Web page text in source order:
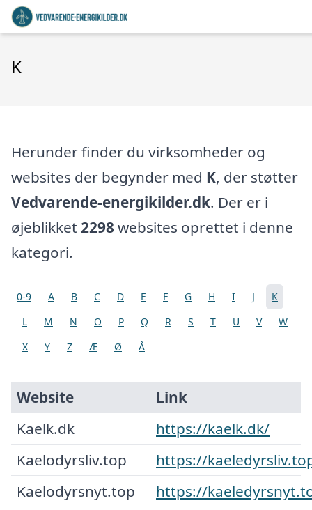
K
Herunder finder du virksomheder og
websites der begynder med K, der støtter
Vedvarende-energikilder.dk. Der er i
øjeblikket 2298 websites oprettet i denne
kategori.
0-9 A B C D E F G H I J
K
L
M N O P Q R S T U V
W
X
Y Z Æ Ø Å
Website
Link
Kaelk.dk
https://kaelk.dk/
Kaelodyrsliv.top
https://
Kaelodyrsnyt.top
https://